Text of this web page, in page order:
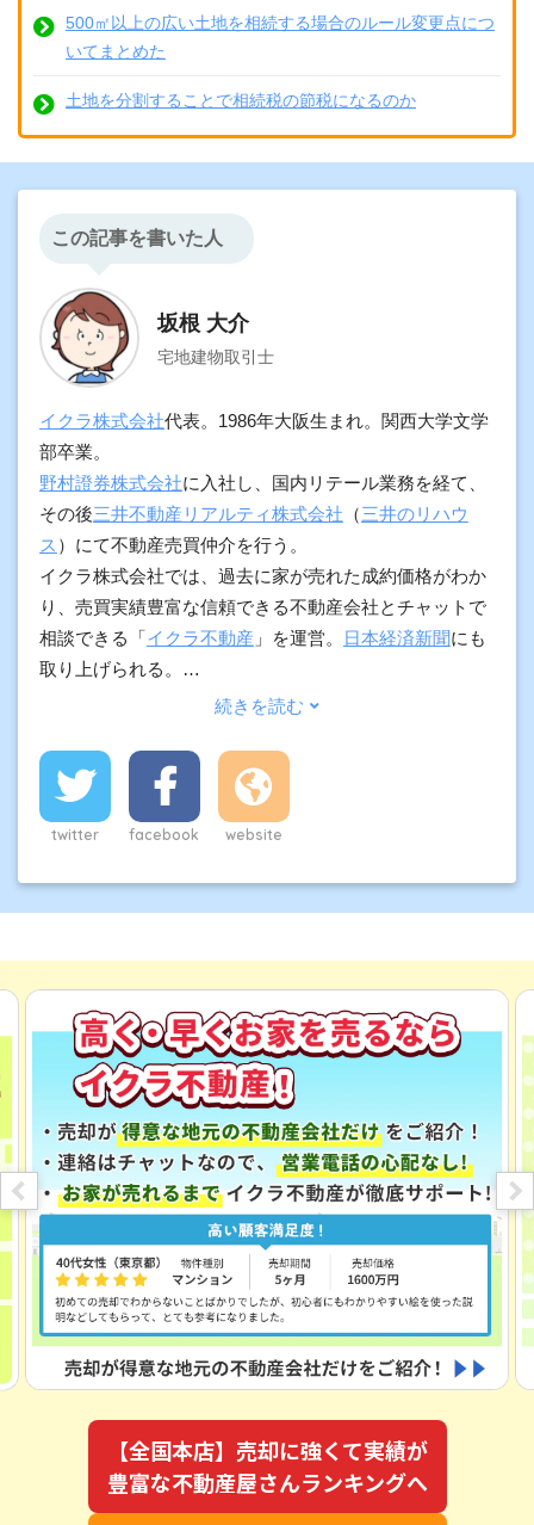
500㎡以上の広い土地を相続する場合のルール変更点につ
いてまとめた
土地を分割することで相続税の節税になるのか
この記事を書いた人
坂根 大介
宅地建物取引士
イクラ株式会社代表。1986年大阪生まれ。関西大学文学
部卒業。
野村證券株式会社に入社し、国内リテール業務を経て、
その後三井不動産リアルティ株式会社 （三井のリハウ
ス ）にて不動産売買仲介を行う。
イクラ株式会社では、過去に家が売れた成約価格がわか
り、売買実績豊富な信頼できる不動産会社とチャットで
相談できる「イクラ不動産 」を運営。 日本経済新聞にも
取り上げられる。
加えて、契約実務や物件調査の経験をもとに、プロ向け
りやすく発信している。
また、司法書士事務所では、不動産登記の専門家として
登記だけでなく、離婚協議書の作成や遺産分割協議書の
住宅ローンなど金銭的問題・離婚・相続などを中心に法
律に関わる不動産売却の相談が年間1000件以上ある。
twitter facebook website
【全国本店】売却に強くて実績が
豊富な不動産屋さんランキングへ